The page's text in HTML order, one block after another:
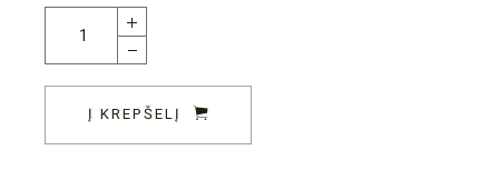
Marokietiškų skonių alyvuogės 300g quantity
Į KREPŠELĮ